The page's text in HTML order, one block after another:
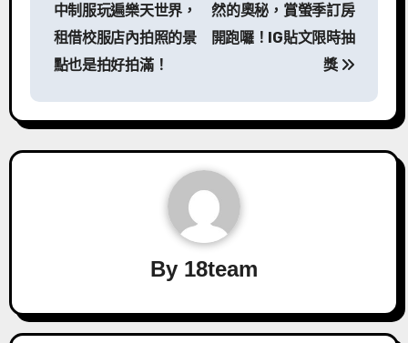
中制服玩遍樂天世界，
租借校服店內拍照的景
點也是拍好拍滿！
然的奧秘，賞螢季訂房
開跑囉！IG貼文限時抽
獎
By 18team